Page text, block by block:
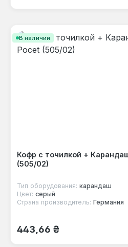
В наличии
Кофр с точилкой +
(505/02)
Тип оборудования: карандаш
Цвет: серый
Страна производитель: Германия
Обычная цена:
443,66 ₴